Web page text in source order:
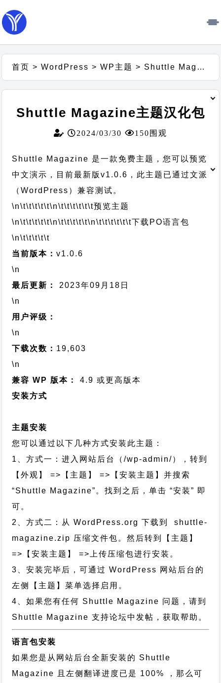
首页 >WordPress >WP主题 > Shuttle Magazine主题汉化包
Shuttle Magazine主题汉化包
2024/03/30 150围观
Shuttle Magazine 是一款免费主题，您可以预览
中文演示，目前最新版v1.0.6，此主题已通过文派
（WordPress）兼容测试。
\n\t\t\t\t\t\n\t\t\t\t\t\t预览主题
\n\t\t\t\t\t\n\t\t\t\t\t\n\t\t\t\t\t\t下载PO语言包
\n\t\t\t\t\t
当前版本：v1.0.6
\n
最后更新：
2023年09月18日
\n
用户评级：
\n
下载次数： 19,603
\n
兼容 WP 版本：
4.9 或更高版本
安装方式
主题安装
您可以通过以下几种方式安装此主题：
1、方式一：进入网站后台（/wp-admin/），转到
【外观】 =>【主题】 =>【安装主题】并搜索
“Shuttle Magazine”。找到之后，单击 “安装” 即
可。
2、方式二：从 WordPress.org 下载到 shuttle-
magazine.zip 压缩文件包。然后转到【主题】
=>【安装主题】 =>上传压缩包进行安装。
3、安装完毕后，可通过 WordPress 网站后台的
左侧【主题】菜单选择启用。
4、如果您有任何 Shuttle Magazine 问题，请到
Shuttle Magazine 支持论坛中发帖，获取帮助。
语言包安装
如果您是从网站后台全新安装的 Shuttle
Magazine 且左侧翻译进度已是 100% ，那么可